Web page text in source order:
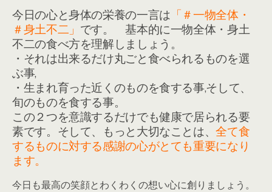
今日の心と身体の栄養の一言は 「＃一物全体・
＃身土不二」 です。 基本的に一物全体・身土
不二の食べ方を理解しましょう。
・それは出来るだけ丸ごと食べられるものを選
ぶ事,
・生まれ育った近くのものを食する事,そして、
旬のものを食する事。
この２つを意識するだけでも健康で居られる要
素です。そして、もっと大切なことは、全て食
するものに対する感謝の心がとても重要になり
ます。
今日も最高の笑顔とわくわくの想い心に創りましょう。